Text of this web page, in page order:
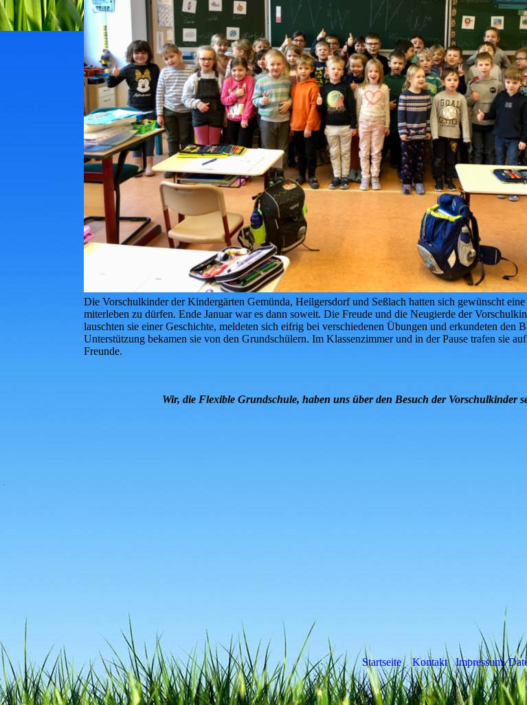
Die Vorschulkinder der Kindergärten Gemünda, Heilgersdorf und Seßlach hatten sich gewünscht
miterleben zu dürfen. Ende Januar war es dann soweit. Die Freude und die Neugierde der
lauschten sie einer Geschichte, meldeten sich eifrig bei verschiedenen Übungen und erkundeten den
Unterstützung bekamen sie von den Grundschülern. Im Klassenzimmer und in der Pause trafen sie
Freunde.
Wir, die Flexible Grundschule, haben uns über den Besuch der Vorschulkinder
Startseite Kontakt Impressum